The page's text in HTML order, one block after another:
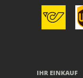
IHR EINKAUF